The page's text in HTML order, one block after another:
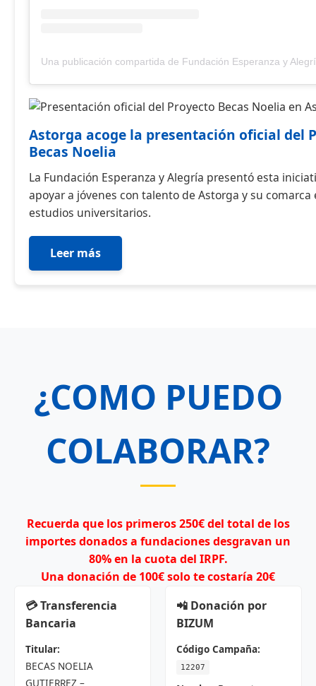
Astorga acoge la presentación oficial del
Becas Noelia
La Fundación Esperanza y Alegría presentó esta
apoyar a jóvenes con talento de Astorga y su comarca
estudios universitarios.
Leer más
¿COMO PUEDO
COLABORAR?
Recuerda que los primeros 250€ del total de los
importes donados a fundaciones desgravan un
80% en la cuota del IRPF.
Una donación de 100€ solo te costaría 20€
💳 Transferencia
Bancaria
Titular:
BECAS NOELIA
GUTIERREZ –
📲 Donación por
BIZUM
Código Campaña:
12207